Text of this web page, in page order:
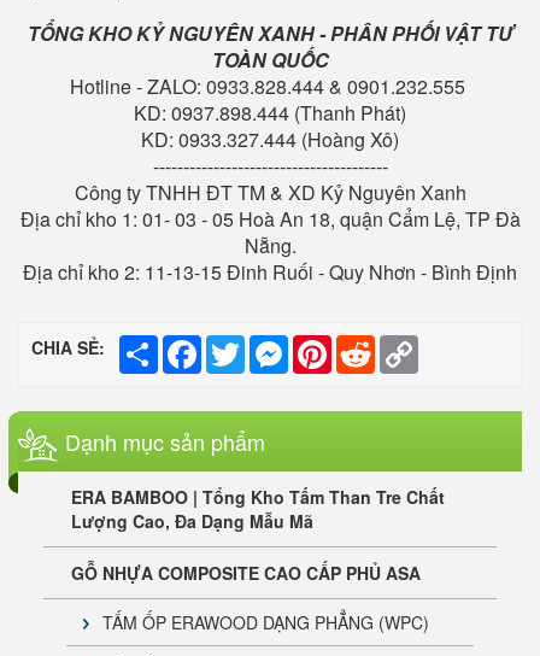
TỔNG KHO KỶ NGUYÊN XANH - PHÂN PHỐI VẬT TƯ
TOÀN QUỐC
Hotline - ZALO: 0933.828.444 & 0901.232.555
KD: 0937.898.444 (Thanh Phát)
KD: 0933.327.444 (Hoàng Xô)
---------------------------------------
Công ty TNHH ĐT TM & XD Kỷ Nguyên Xanh
Địa chỉ kho 1: 01- 03 - 05 Hoà An 18, quận Cẩm Lệ, TP Đà
Nẵng.
Địa chỉ kho 2: 11-13-15 Đinh Ruối - Quy Nhơn - Bình Định
CHIA SẺ: Share Facebook
TwitterMessengerPinterestReddit
Dạnh mục sản phẩm
ERA BAMBOO | Tổng Kho Tấm Than Tre Chất
Lượng Cao, Đa Dạng Mẫu Mã
GỖ NHỰA COMPOSITE CAO CẤP PHỦ ASA
TẤM ỐP ERAWOOD DẠNG PHẲNG (WPC)